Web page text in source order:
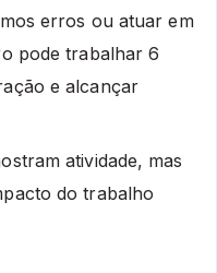
erros ou atuar em
pode trabalhar 6
e alcançar
atividade, mas
do trabalho